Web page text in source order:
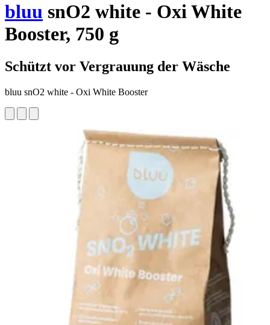
bluu snO2 white - Oxi White
Booster, 750 g
Schützt vor Vergrauung der Wäsche
bluu snO2 white - Oxi White Booster